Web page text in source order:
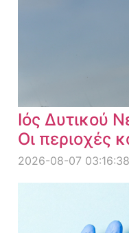
Ιός Δυτικού
Οι περιοχές
2026-08-07 03:16:38